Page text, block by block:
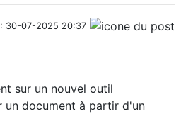
30-07-2025 20:37
sur un nouvel outil
un document à partir d'un